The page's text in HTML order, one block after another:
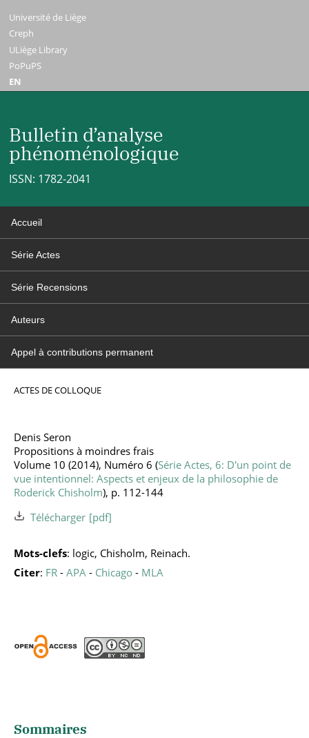
Université de Liège
Creph
ULiège Library
PoPuPS
EN
Bulletin d’analyse
phénoménologique
ISSN: 1782-2041
Accueil
Série Actes
Série Recensions
Auteurs
Appel à contributions permanent
ACTES DE COLLOQUE
Denis Seron
Propositions à moindres frais
Volume 10 (2014), Numéro 6 (Série Actes, 6: D'un point de
vue intentionnel: Aspects et enjeux de la philosophie de
Roderick Chisholm), p. 112-144
Télécharger
Mots-clefs: logic, Chisholm, Reinach.
Citer: FR - APA - Chicago - MLA
Sommaires